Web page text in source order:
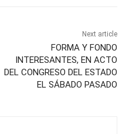
Next article
FORMA Y FONDO
INTERESANTES, EN ACTO
DEL CONGRESO DEL ESTADO
EL SÁBADO PASADO